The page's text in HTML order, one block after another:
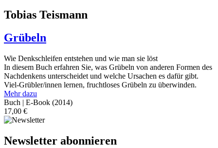
Tobias Teismann
Grübeln
Wie Denkschleifen entstehen und wie man sie löst
In diesem Buch erfahren Sie, was Grübeln von anderen Formen des
Nachdenkens unterscheidet und welche Ursachen es dafür gibt.
Viel-Grübler/innen lernen, fruchtloses Grübeln zu überwinden.
Mehr dazu
Buch | E-Book (2014)
17,00 €
Newsletter abonnieren